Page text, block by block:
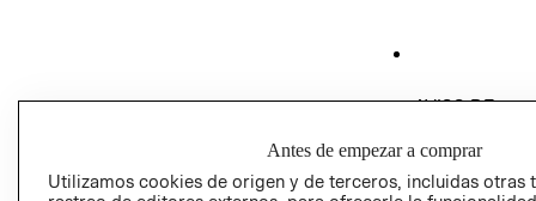
AVISO DE
GIFT CARD
Antes de empezar a comprar
Utilizamos cookies de origen y de terceros, incluidas otras